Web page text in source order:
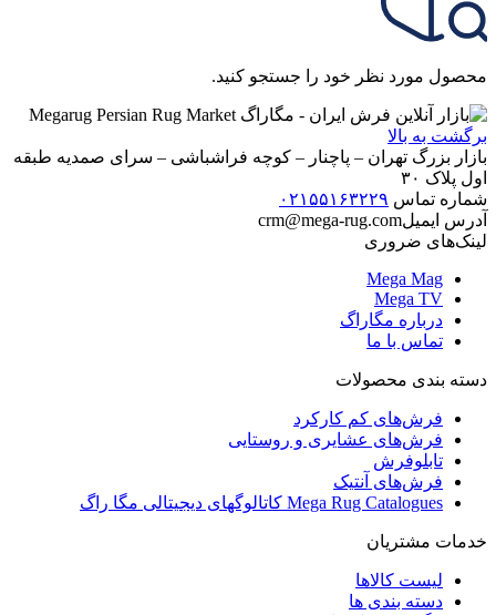
محصول مورد نظر خود را جستجو کنید.
برگشت به بالا
بازار بزرگ تهران – پاچنار – کوچه فراشباشی – سرای صمدیه طبقه
اول پلاک ۳۰
شماره تماس ۰۲۱۵۵۱۶۳۲۲۹
آدرس ایمیلcrm@mega-rug.com
لینک‌های ضروری
Mega Mag
Mega TV
درباره مگاراگ
تماس با ما
دسته بندی محصولات
فرش‌های کم کارکرد
فرش‌های عشایری و روستایی
تابلوفرش
فرش‌های آنتیک
Mega Rug Catalogues کاتالوگهای دیجیتالی مگا راگ
خدمات مشتریان
لیست کالاها
دسته بندی ها